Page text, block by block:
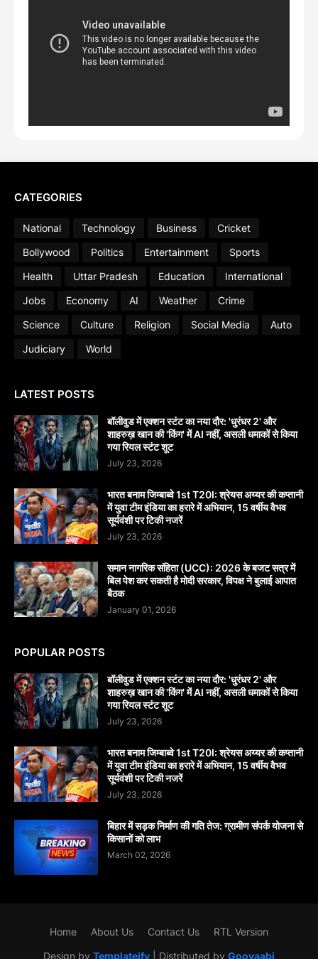
CATEGORIES
National Technology Business
Cricket
Bollywood
Politics Entertainment
Sports
Health
Uttar Pradesh Education
International
Jobs
Economy AI Weather
Crime
Science
Culture Religion Social Media
Auto
Judiciary
World
LATEST POSTS
बॉलीवुड में एक्शन स्टंट का नया दौर: 'धुरंधर 2' और
शाहरुख़ खान की 'किंग' में AI नहीं, असली धमाकों से किया
गया रियल स्टंट शूट
July 23, 2026
भारत बनाम जिम्बाब्वे 1st T20I: श्रेयस अय्यर की कप्तानी
में युवा टीम इंडिया का हरारे में अभियान, 15 वर्षीय वैभव
सूर्यवंशी पर टिकी नजरें
July 23, 2026
समान नागरिक संहिता (UCC): 2026 के बजट सत्र में
बिल पेश कर सकती है मोदी सरकार, विपक्ष ने बुलाई आपात
बैठक
January 01, 2026
POPULAR POSTS
बॉलीवुड में एक्शन स्टंट का नया दौर: 'धुरंधर 2' और
शाहरुख़ खान की 'किंग' में AI नहीं, असली धमाकों से किया
गया रियल स्टंट शूट
July 23, 2026
भारत बनाम जिम्बाब्वे 1st T20I: श्रेयस अय्यर की कप्तानी
में युवा टीम इंडिया का हरारे में अभियान, 15 वर्षीय वैभव
सूर्यवंशी पर टिकी नजरें
July 23, 2026
बिहार में सड़क निर्माण की गति तेज: ग्रामीण संपर्क योजना से
किसानों को लाभ
March 02, 2026
Design by Templateify | Distributed by Gooyaabi
Home About Us Contact Us RTL Version